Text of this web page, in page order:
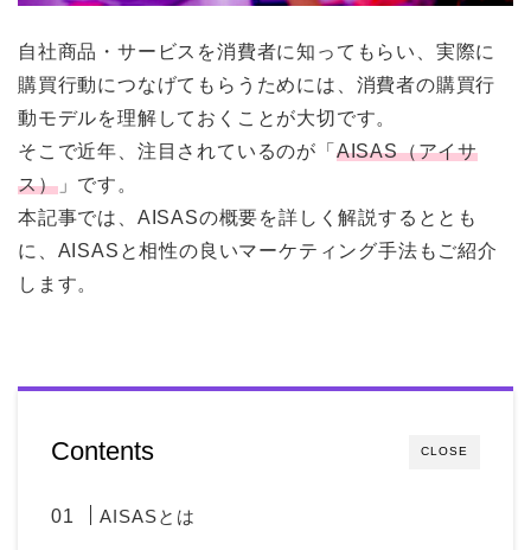
自社商品・サービスを消費者に知ってもらい、実際に
購買行動につなげてもらうためには、消費者の購買行
動モデルを理解しておくことが大切です。
そこで近年、注目されているのが「 AISAS（アイサ
ス）」です。
本記事では、AISASの概要を詳しく解説するととも
に、AISASと相性の良いマーケティング手法もご紹介
します。
CLOSE
Contents
AISASとは